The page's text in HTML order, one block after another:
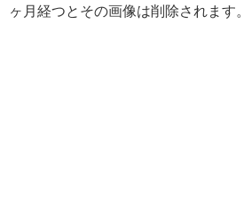
ヶ月経つとその画像は削除されます。